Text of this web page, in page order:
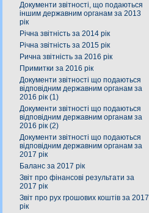
Документи звітності, що подаються
іншим державним органам за 2013
рік
Річна звітність за 2014 рік
Річна звітність за 2015 рік
Рична звітність за 2016 рік
Примитки за 2016 рік
Документи звітності що подаються
відповідним державним органам за
2016 рік (1)
Документи звітності що подаються
відповідним державним органам за
2016 рік (2)
Документи звітності що подаються
відповідним державним органам за
2017 рік
Баланс за 2017 рік
Звіт про фінансові результати за
2017 рік
Звіт про рух грошових коштів за 2017
рік